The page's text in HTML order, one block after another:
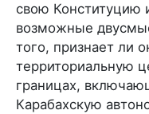
свою Конституцию
возможные
того, признает ли
территориальную
границах,
Карабахскую